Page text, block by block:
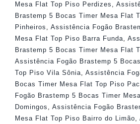
Mesa Flat Top Piso Perdizes ,
Brastemp 5 Bocas Timer Mesa Flat
Pinheiros , Assistência Fogão
Mesa Flat Top Piso Barra Funda,
Brastemp 5 Bocas Timer Mesa Flat
Assistência Fogão Brastemp 5
Top Piso Vila Sônia, Assistência
Bocas Timer Mesa Flat Top Piso
Fogão Brastemp 5 Bocas Timer
Domingos , Assistência Fogão
Mesa Flat Top Piso Bairro do Limão,